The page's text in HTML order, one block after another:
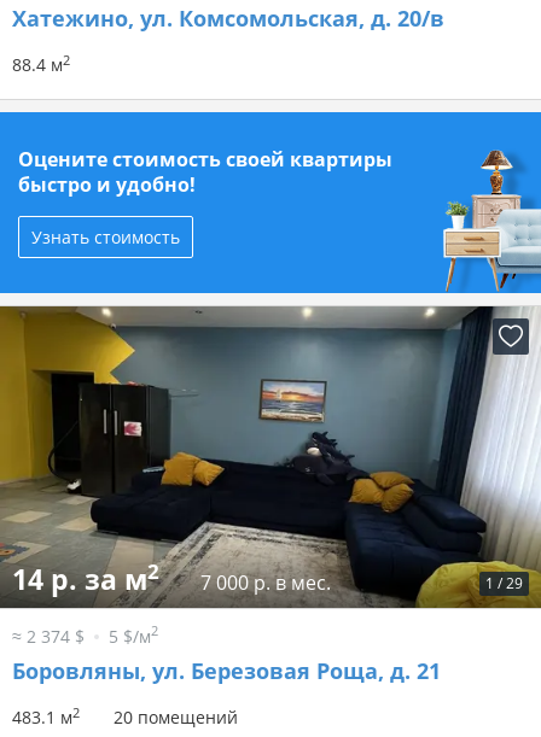
Хатежино, ул. Комсомольская, д. 20/в
88.4 м2
Оцените стоимость своей квартиры
быстро и удобно!
Узнать стоимость
1 /29
14 р. за м2 7 000 р. в мес.
≈ 2 374 $ 5 $/м2
Боровляны, ул. Березовая Роща, д. 21
483.1 м2 20 помещений